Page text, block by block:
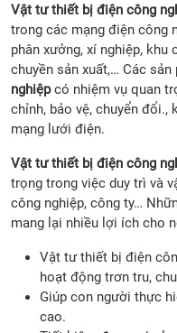
Vật tư thiết bị điện công
trong các mạng điện công
phân xưởng, xí nghiệp, khu
chuyền sản xuất,… Các sản
nghiệpcó nhiệm vụ quan
chỉnh, bảo vệ, chuyển
mạng lưới điện.
Vật tư thiết bị điện công
trọng trong việc duy trì và
công nghiệp, công ty…
mang lại nhiều lợi ích cho
Vật tư thiết bị điện
hoạt động trơn tru,
Giúp con người thực
cao.